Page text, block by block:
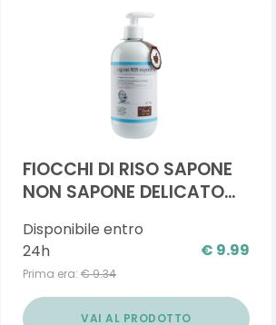
FIOCCHI DI RISO SAPONE
NON SAPONE DELICATO
Disponibile entro
24h
Prima era: €9.34
€ 9.99
VAI AL PRODOTTO